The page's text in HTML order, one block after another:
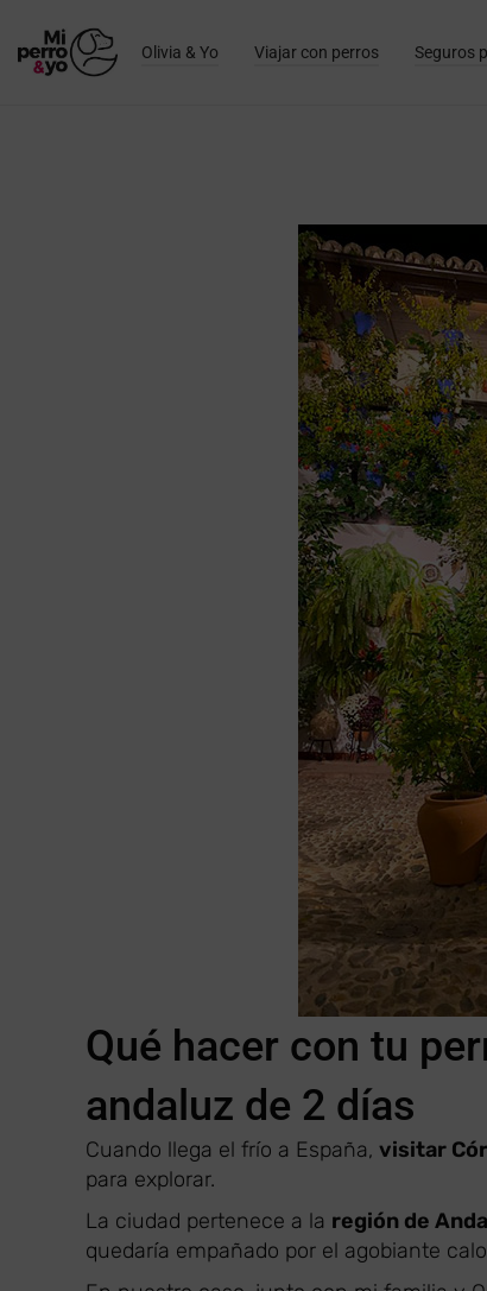
Olivia & Yo Viajar con perros Seguros
Qué hacer con tu
andaluz de 2 días
Cuando llega el frío a España, visitar
para explorar.
La ciudad pertenece a la región de
quedaría empañado por el agobiante